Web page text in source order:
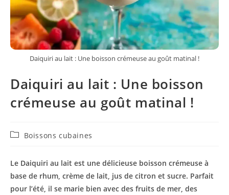
Daiquiri au lait : Une boisson crémeuse au goût matinal !
Daiquiri au lait : Une boisson
crémeuse au goût matinal !
PostBoissons cubaines
Le Daiquiri au lait est une délicieuse boisson crémeuse à
base de rhum, crème de lait, jus de citron et sucre. Parfait
pour l’été, il se marie bien avec des fruits de mer, des